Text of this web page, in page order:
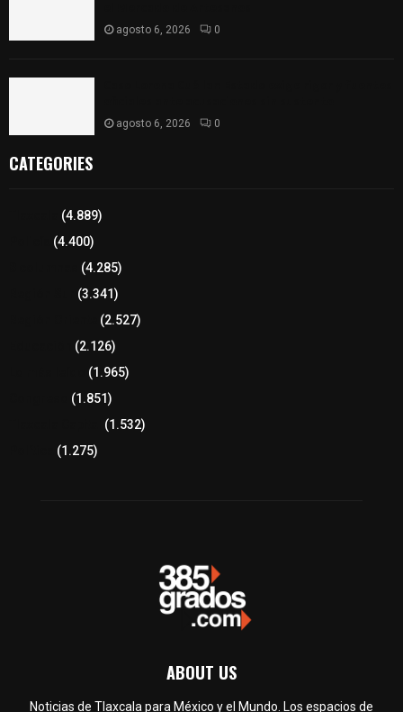
agosto 6, 2026 0
agosto 6, 2026 0
CATEGORIES
(4.889)
(4.400)
(4.285)
(3.341)
(2.527)
(2.126)
(1.965)
(1.851)
(1.532)
(1.275)
ABOUT US
Noticias de Tlaxcala para México y el Mundo. Los espacios de